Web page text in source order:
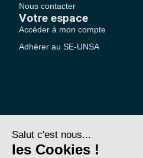
Nous contacter
Votre espace
Accéder à mon compte
Adhérer au SE-UNSA
SE-Unsa est un syndicat de l’UNSA